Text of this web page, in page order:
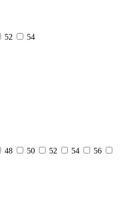
52
54
48 50 52 54
56